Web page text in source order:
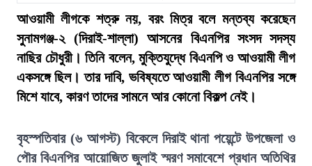
আওয়ামী লীগকে শত্রু নয়, বরং মিত্র বলে মন্তব্য করেছেন
সুনামগঞ্জ-২ (দিরাই-শাল্লা) আসনের বিএনপির সংসদ সদস্য
নাছির চৌধুরী। তিনি বলেন, মুক্তিযুদ্ধে বিএনপি ও আওয়ামী লীগ
একসঙ্গে ছিল। তার দাবি, ভবিষ্যতে আওয়ামী লীগ বিএনপির সঙ্গে
মিশে যাবে, কারণ তাদের সামনে আর কোনো বিকল্প নেই।
বৃহস্পতিবার (৬ আগস্ট) বিকেলে দিরাই থানা পয়েন্টে উপজেলা ও
পৌর বিএনপির আয়োজিত জুলাই স্মরণ সমাবেশে প্রধান অতিথির